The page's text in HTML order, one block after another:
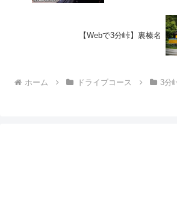
【Webで3分峠】裏榛名
ホーム ドライブコース 3分